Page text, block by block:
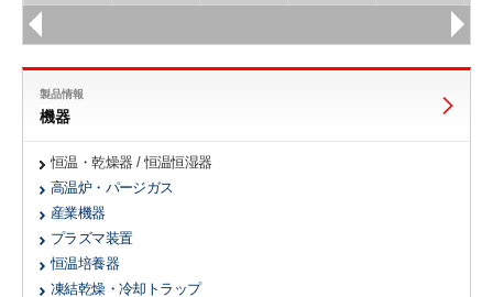
製品情報
機器
恒温・乾燥器 / 恒温恒湿器
高温炉・パージガス
産業機器
プラズマ装置
恒温培養器
凍結乾燥・冷却トラップ